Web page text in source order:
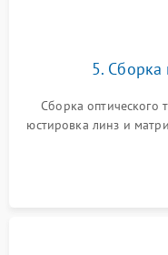
5. Сборка
Сборка оптического
юстировка линз и
и устранения
шлейфов,